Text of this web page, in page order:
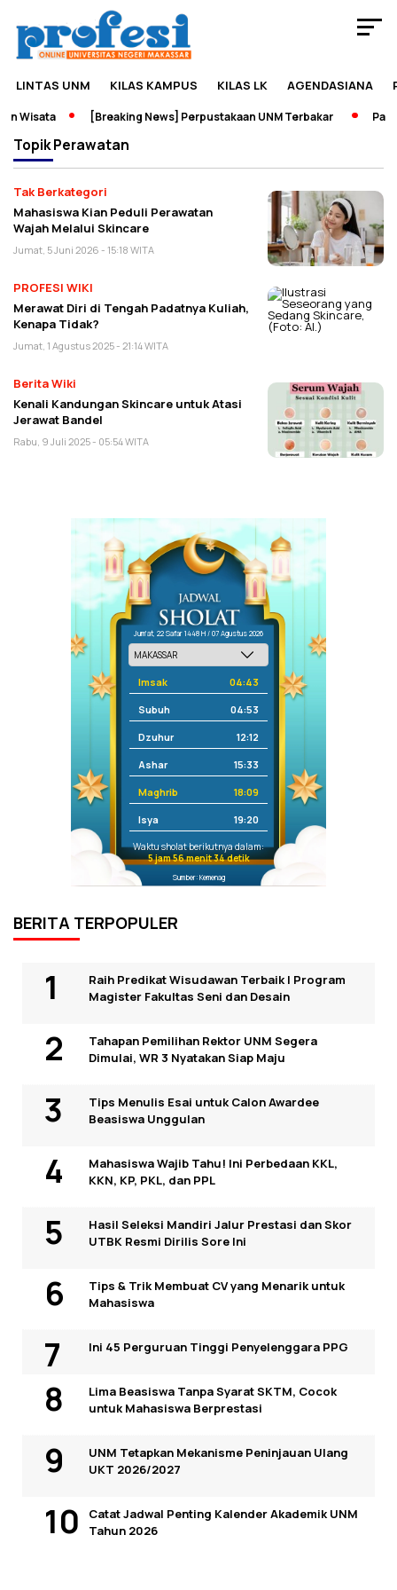
LINTAS UNM KILAS KAMPUS KILAS LK AGENDASIANA
Wisata [Breaking News] Perpustakaan UNM Terbakar
TopikPerawatan
Tak Berkategori
Mahasiswa Kian Peduli Perawatan
Wajah Melalui Skincare
Jumat, 5 Juni 2026 - 15:18 WITA
PROFESI WIKI
Merawat Diri di Tengah Padatnya Kuliah,
Kenapa Tidak?
Jumat, 1 Agustus 2025 - 21:14 WITA
Berita Wiki
Kenali Kandungan Skincare untuk Atasi
Jerawat Bandel
Rabu, 9 Juli 2025 - 05:54 WITA
Jum'at, 22 Safar 1448 H / 07 Agustus 2026
Imsak 04:43
Subuh 04:53
Dzuhur 12:12
Ashar 15:33
Maghrib 18:09
Isya 19:20
Waktu sholat berikutnya dalam:
5 jam 56 menit 34 detik
Sumber: Kemenag
BERITA TERPOPULER
Raih Predikat Wisudawan Terbaik I Program
Magister Fakultas Seni dan Desain
Tahapan Pemilihan Rektor UNM Segera
Dimulai, WR 3 Nyatakan Siap Maju
Tips Menulis Esai untuk Calon Awardee
Beasiswa Unggulan
Mahasiswa Wajib Tahu! Ini Perbedaan KKL,
KKN, KP, PKL, dan PPL
Hasil Seleksi Mandiri Jalur Prestasi dan Skor
UTBK Resmi Dirilis Sore Ini
Tips & Trik Membuat CV yang Menarik untuk
Mahasiswa
Ini 45 Perguruan Tinggi Penyelenggara PPG
Lima Beasiswa Tanpa Syarat SKTM, Cocok
untuk Mahasiswa Berprestasi
UNM Tetapkan Mekanisme Peninjauan Ulang
UKT 2026/2027
Catat Jadwal Penting Kalender Akademik UNM
Tahun 2026